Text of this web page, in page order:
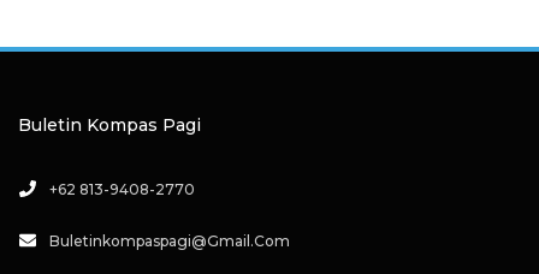
Buletin Kompas Pagi
+62 813-9408-2770
Buletinkompaspagi@gmail.com